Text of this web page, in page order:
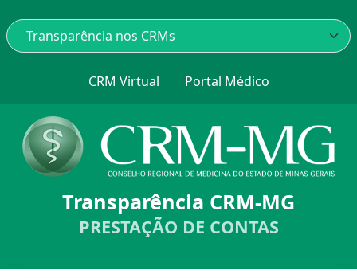
CRM Virtual Portal Médico
Transparência CRM-MG
PRESTAÇÃO DE CONTAS